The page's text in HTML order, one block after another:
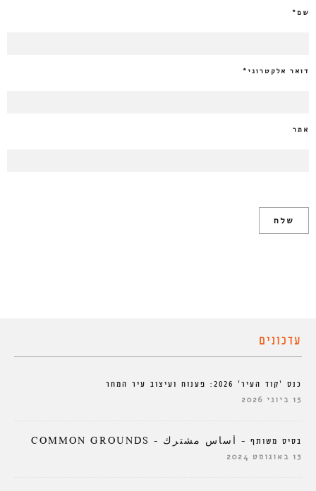
שם*
דואר אלקטרוני *
אתר
עדכונים
כנס ‘קוד העיר’ 2026: פענוח ועיצוב עיר המחר
15 ביוני 2026
בסיס משותף – أساس مشترك – COMMON GROUNDS
13 באוגוסט 2024